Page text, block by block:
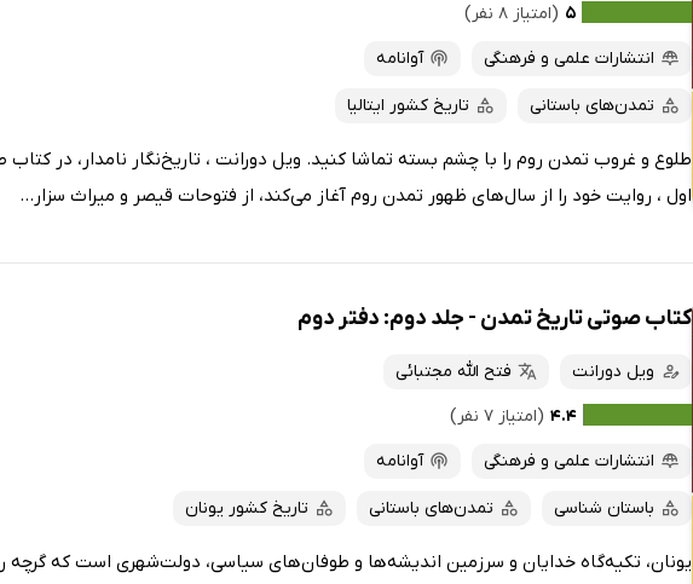
۵ (امتیاز ۸ نفر)
انتشارات علمی و فرهنگی
آوانامه
تمدن‌های باستانی تاریخ کشور ایتالیا
طلوع و غروب تمدن روم را با چشم بسته تماشا کنید. ویل دورانت ، تاریخ‌نگار نامدار، در
اول ، روایت خود را از سال‌های ظهور تمدن روم آغاز می‌کند، از فتوحات قیصر و میراث سزار...
کتاب صوتی تاریخ تمدن - جلد دوم: دفتر دوم
ویل دورانت
فتح الله مجتبائی
۴.۴ (امتیاز ۷ نفر)
انتشارات علمی و فرهنگی
آوانامه
باستان شناسی تمدن‌های باستانی تاریخ کشور یونان
یونان، تکیه‌گاه خدایان و سرزمین اندیشه‌ها و طوفان‌های سیاسی، دولت‌شهری است که گرچه